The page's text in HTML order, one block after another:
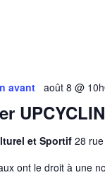
avant août 8 @
et Sportif 28
ont le droit à une